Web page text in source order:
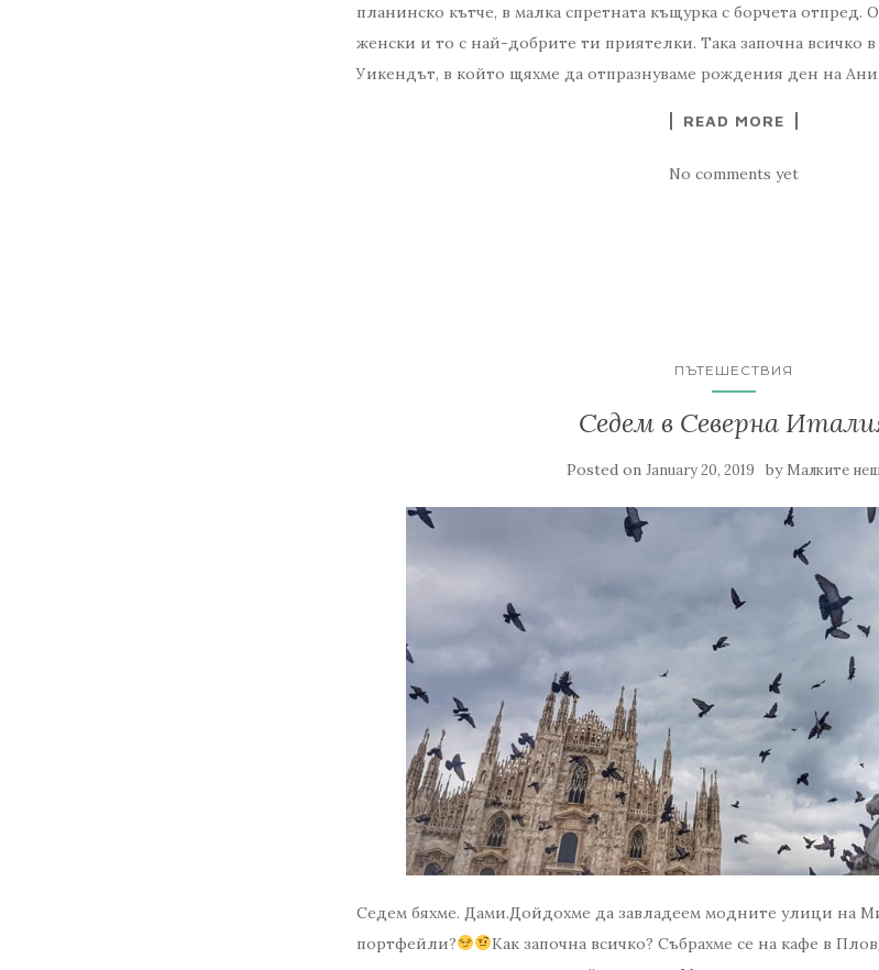
планинско кътче, в малка спретната къщурка с борчета отпред.
женски и то с най-добрите ти приятелки. Така започна всичко в
Уикендът, в който щяхме да отпразнуваме рождения ден на
READ MORE
No comments yet
ПЪТЕШЕСТВИЯ
Седем в Северна
Posted on January 20, 2019 by Малките
Седем бяхме. Дами.Дойдохме да завладеем модните улици на
портфейли?
​Как започна всичко? Събрахме се на кафе в